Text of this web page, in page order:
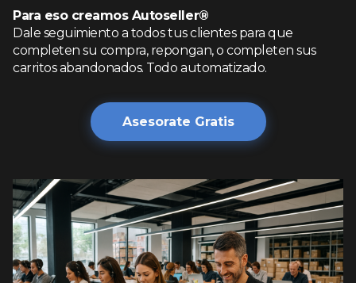
Para eso creamos Autoseller®
Dale seguimiento a todos tus clientes para que
completen su compra, repongan, o completen sus
carritos abandonados. Todo automatizado.
Asesorate Gratis